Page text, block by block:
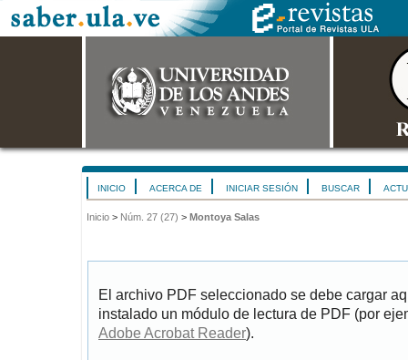
INICIO ACERCA DE INICIAR SESIÓN BUSCAR
Inicio > Núm. 27 (27) > Montoya Salas
El archivo PDF seleccionado se debe cargar
instalado un módulo de lectura de PDF (por
Adobe Acrobat Reader).